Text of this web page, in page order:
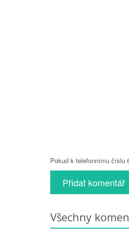
Pokud k telefonnímu číslu
Přidat komentář
Všechny